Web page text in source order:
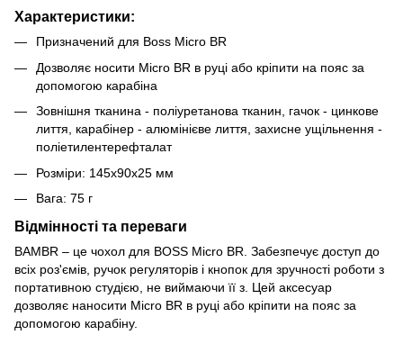
Характеристики:
Призначений для Boss Micro BR
Дозволяє носити Micro BR в руці або кріпити на пояс за
допомогою карабіна
Зовнішня тканина - поліуретанова тканин, гачок - цинкове
лиття, карабінер - алюмінієве лиття, захисне ущільнення -
поліетилентерефталат
Розміри: 145х90х25 мм
Вага: 75 г
Відмінності та переваги
BAMBR – це чохол для BOSS Micro BR. Забезпечує доступ до
всіх роз'ємів, ручок регуляторів і кнопок для зручності роботи з
портативною студією, не виймаючи її з. Цей аксесуар
дозволяє наносити Micro BR в руці або кріпити на пояс за
допомогою карабіну.